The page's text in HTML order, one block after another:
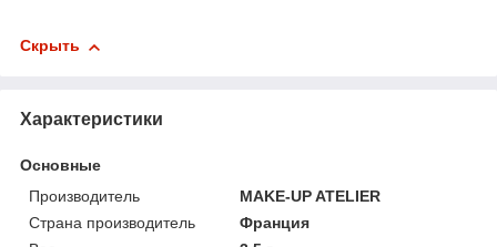
Скрыть
Характеристики
Основные
Производитель
MAKE-UP ATELIER
Страна производитель
Франция